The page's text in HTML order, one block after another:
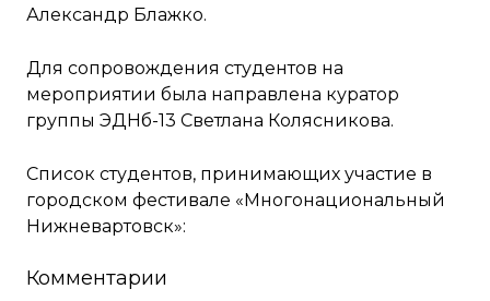
Александр Блажко.
Для сопровождения студентов на
мероприятии была направлена куратор
группы ЭДНб-13 Светлана Колясникова.
Список студентов, принимающих участие в
городском фестивале «Многонациональный
Нижневартовск»:
Комментарии